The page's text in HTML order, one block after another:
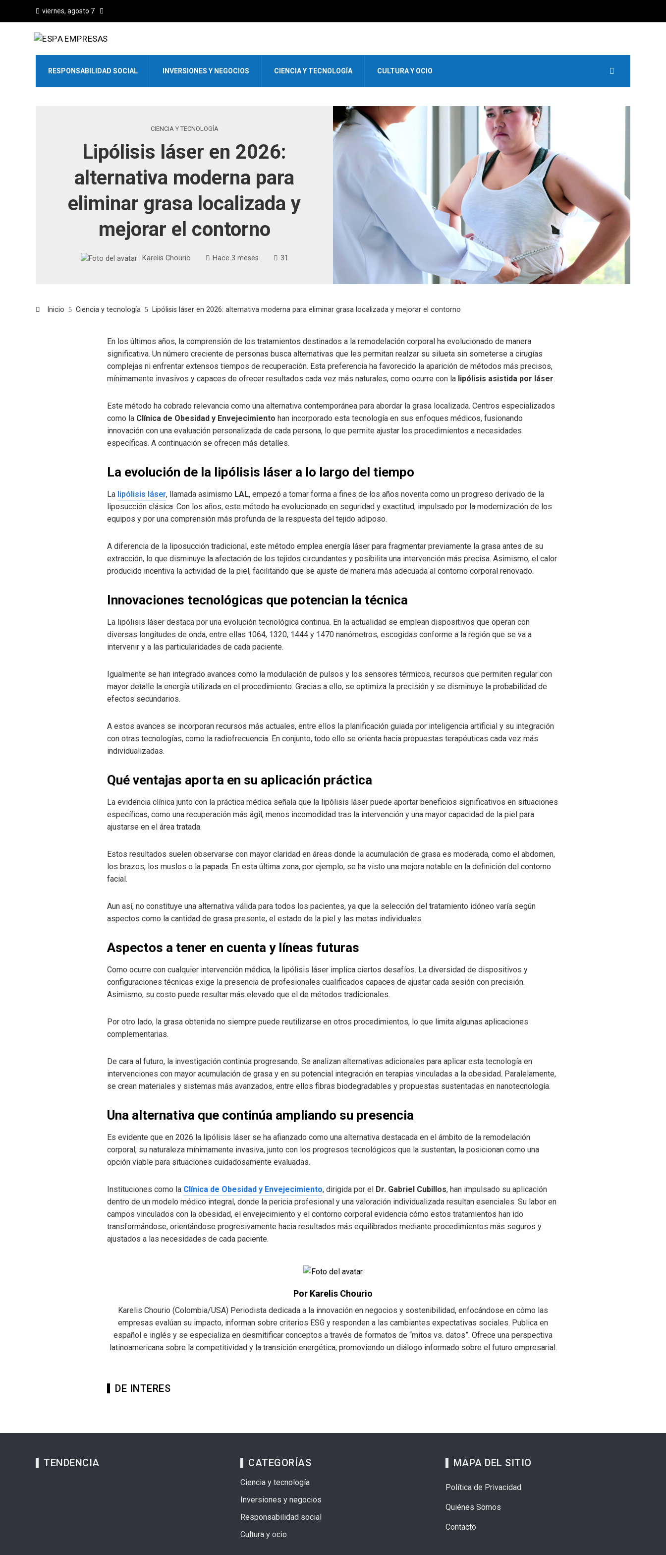
viernes, agosto 7
RESPONSABILIDAD SOCIAL INVERSIONES Y NEGOCIOS CIENCIA Y TECNOLOGÍA CULTURA Y OCIO
CIENCIA Y TECNOLOGÍA
Lipólisis láser en 2026:
alternativa moderna para
eliminar grasa localizada y
mejorar el contorno
Karelis Chourio Hace 3 meses 31
Inicio Ciencia y tecnología Lipólisis láser en 2026: alternativa moderna para eliminar grasa localizada y mejorar el contorno
En los últimos años, la comprensión de los tratamientos destinados a la remodelación corporal ha evolucionado de manera
significativa. Un número creciente de personas busca alternativas que les permitan realzar su silueta sin someterse a cirugías
complejas ni enfrentar extensos tiempos de recuperación. Esta preferencia ha favorecido la aparición de métodos más precisos,
mínimamente invasivos y capaces de ofrecer resultados cada vez más naturales, como ocurre con la lipólisis asistida por láser.
Este método ha cobrado relevancia como una alternativa contemporánea para abordar la grasa localizada. Centros especializados
como la Clínica de Obesidad y Envejecimiento han incorporado esta tecnología en sus enfoques médicos, fusionando
innovación con una evaluación personalizada de cada persona, lo que permite ajustar los procedimientos a necesidades
específicas. A continuación se ofrecen más detalles.
La evolución de la lipólisis láser a lo largo del tiempo
La lipólisis láser, llamada asimismo LAL, empezó a tomar forma a fines de los años noventa como un progreso derivado de la
liposucción clásica. Con los años, este método ha evolucionado en seguridad y exactitud, impulsado por la modernización de los
equipos y por una comprensión más profunda de la respuesta del tejido adiposo.
A diferencia de la liposucción tradicional, este método emplea energía láser para fragmentar previamente la grasa antes de su
extracción, lo que disminuye la afectación de los tejidos circundantes y posibilita una intervención más precisa. Asimismo, el calor
producido incentiva la actividad de la piel, facilitando que se ajuste de manera más adecuada al contorno corporal renovado.
Innovaciones tecnológicas que potencian la técnica
La lipólisis láser destaca por una evolución tecnológica continua. En la actualidad se emplean dispositivos que operan con
diversas longitudes de onda, entre ellas 1064, 1320, 1444 y 1470 nanómetros, escogidas conforme a la región que se va a
intervenir y a las particularidades de cada paciente.
Igualmente se han integrado avances como la modulación de pulsos y los sensores térmicos, recursos que permiten regular con
mayor detalle la energía utilizada en el procedimiento. Gracias a ello, se optimiza la precisión y se disminuye la probabilidad de
efectos secundarios.
A estos avances se incorporan recursos más actuales, entre ellos la planificación guiada por inteligencia artificial y su integración
con otras tecnologías, como la radiofrecuencia. En conjunto, todo ello se orienta hacia propuestas terapéuticas cada vez más
individualizadas.
Qué ventajas aporta en su aplicación práctica
La evidencia clínica junto con la práctica médica señala que la lipólisis láser puede aportar beneficios significativos en situaciones
específicas, como una recuperación más ágil, menos incomodidad tras la intervención y una mayor capacidad de la piel para
ajustarse en el área tratada.
Estos resultados suelen observarse con mayor claridad en áreas donde la acumulación de grasa es moderada, como el abdomen,
los brazos, los muslos o la papada. En esta última zona, por ejemplo, se ha visto una mejora notable en la definición del contorno
facial.
Aun así, no constituye una alternativa válida para todos los pacientes, ya que la selección del tratamiento idóneo varía según
aspectos como la cantidad de grasa presente, el estado de la piel y las metas individuales.
Aspectos a tener en cuenta y líneas futuras
Como ocurre con cualquier intervención médica, la lipólisis láser implica ciertos desafíos. La diversidad de dispositivos y
configuraciones técnicas exige la presencia de profesionales cualificados capaces de ajustar cada sesión con precisión.
Asimismo, su costo puede resultar más elevado que el de métodos tradicionales.
Por otro lado, la grasa obtenida no siempre puede reutilizarse en otros procedimientos, lo que limita algunas aplicaciones
complementarias.
De cara al futuro, la investigación continúa progresando. Se analizan alternativas adicionales para aplicar esta tecnología en
intervenciones con mayor acumulación de grasa y en su potencial integración en terapias vinculadas a la obesidad. Paralelamente,
se crean materiales y sistemas más avanzados, entre ellos fibras biodegradables y propuestas sustentadas en nanotecnología.
Una alternativa que continúa ampliando su presencia
Es evidente que en 2026 la lipólisis láser se ha afianzado como una alternativa destacada en el ámbito de la remodelación
corporal; su naturaleza mínimamente invasiva, junto con los progresos tecnológicos que la sustentan, la posicionan como una
opción viable para situaciones cuidadosamente evaluadas.
Instituciones como la Clínica de Obesidad y Envejecimiento, dirigida por el Dr. Gabriel Cubillos, han impulsado su aplicación
dentro de un modelo médico integral, donde la pericia profesional y una valoración individualizada resultan esenciales. Su labor en
campos vinculados con la obesidad, el envejecimiento y el contorno corporal evidencia cómo estos tratamientos han ido
transformándose, orientándose progresivamente hacia resultados más equilibrados mediante procedimientos más seguros y
ajustados a las necesidades de cada paciente.
Por Karelis Chourio
Karelis Chourio (Colombia/USA) Periodista dedicada a la innovación en negocios y sostenibilidad, enfocándose en cómo las
empresas evalúan su impacto, informan sobre criterios ESG y responden a las cambiantes expectativas sociales. Publica en
español e inglés y se especializa en desmitificar conceptos a través de formatos de “mitos vs. datos”. Ofrece una perspectiva
latinoamericana sobre la competitividad y la transición energética, promoviendo un diálogo informado sobre el futuro empresarial.
DE INTERES
TENDENCIA CATEGORÍAS
Ciencia y tecnología
Inversiones y negocios
Responsabilidad social
Cultura y ocio
MAPA DEL SITIO
Política de Privacidad
Quiénes Somos
Contacto